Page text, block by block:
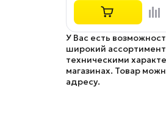
У Вас есть
широкий
техническими
магазинах. Товар
адресу.